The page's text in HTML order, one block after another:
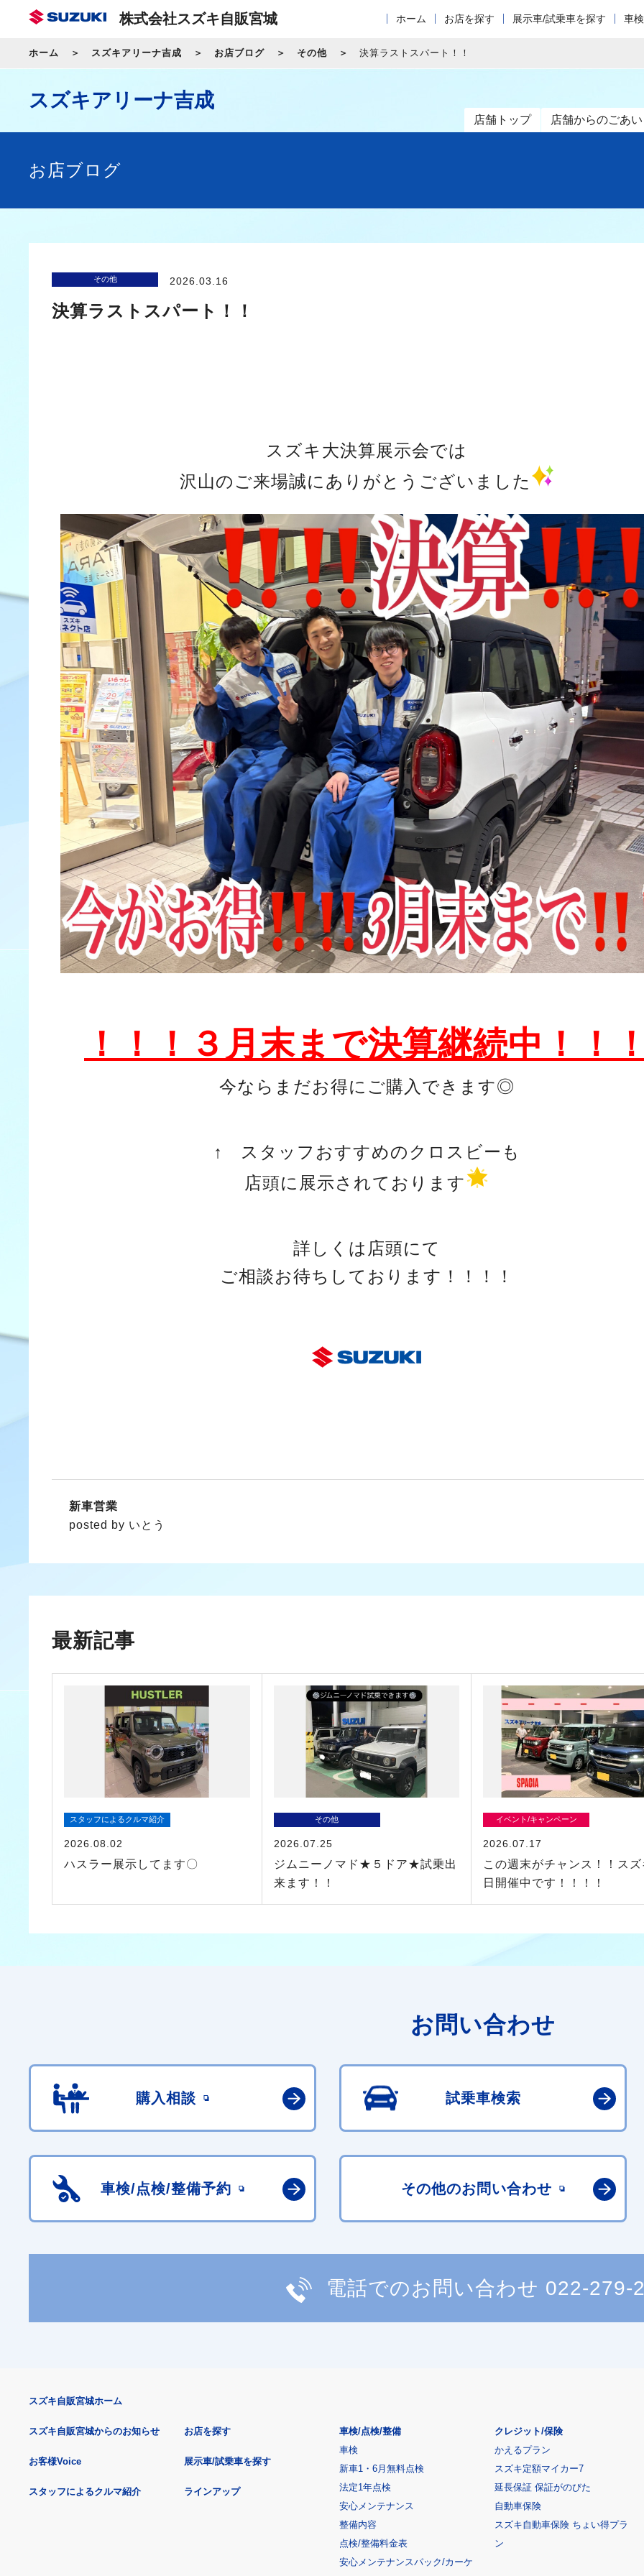
株式会社スズキ自販宮城 ホーム お店を探す 展示車/試乗車を探す 車
ホーム スズキアリーナ吉成 お店ブログ その他 決算ラストスパート！！
スズキアリーナ吉成
店舗トップ 店舗からのごあ
お店ブログ
その他 2026.03.16
決算ラストスパート！！
スズキ大決算展示会では
沢山のご来場誠にありがとうございました
！！！３月末まで決算継続中！！
今ならまだお得にご購入できます◎
↑ スタッフおすすめのクロスビーも
店頭に展示されております
詳しくは店頭にて
ご相談お待ちしております！！！！
新車営業
posted by いとう
最新記事
スタッフによるクルマ紹介
2026.08.02
ハスラー展示してます〇
その他
2026.07.25
ジムニーノマド★５ドア★試乗出
来ます！！
イベント/キャンペーン
2026.07.17
この週末がチャンス！！ス
日開催中です！！！！
お問い合わせ
購入相談 試乗車検索
車検/点検/整備予約 その他のお問い合わせ
電話でのお問い合わせ 022-279-
スズキ自販宮城ホーム
スズキ自販宮城からのお知らせ
お客様Voice
スタッフによるクルマ紹介
お店を探す
展示車/試乗車を探す
ラインアップ
車検/点検/整備
車検
新車1・6月無料点検
法定1年点検
安心メンテナンス
整備内容
点検/整備料金表
安心メンテナンスパック/カーケ
クレジット/保険
かえるプラン
スズキ定額マイカー7
延長保証 保証がのびた
自動車保険
スズキ自動車保険 ちょい得プラ
ン